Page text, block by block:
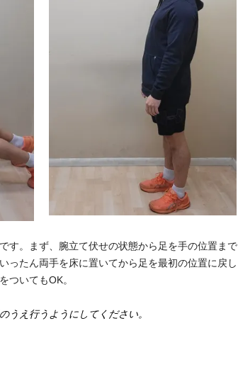
す。まず、腕立て伏せの状態から足を手の位置まで
ったん両手を床に置いてから足を最初の位置に戻し
ついてもOK。
え行うようにしてください。